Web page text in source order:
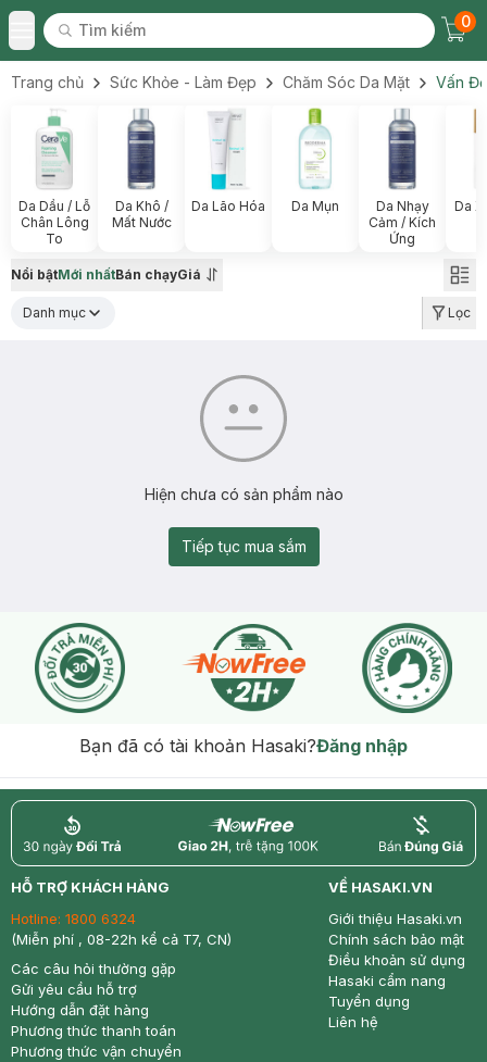
Toggle Menu
Tìm kiếm
Tìm kiếm
0
Trang chủ Sức Khỏe - Làm Đẹp Chăm Sóc Da Mặt Vấn
Da Dầu / Lỗ
Chân Lông
To
Da Khô /
Mất Nước
Da Lão Hóa Da Mụn
Da Nhạy
Cảm / Kích
Ứng
Da
Nổi bậtMới nhấtBán chạyGiá
Danh mục Lọc
Hiện chưa có sản phẩm nào
Tiếp tục mua sắm
Bạn đã có tài khoản Hasaki?Đăng nhập
return nowfree price
HỖ TRỢ KHÁCH HÀNG
Hotline: 1800 6324
(Miễn phí , 08-22h kể cả T7, CN)
Các câu hỏi thường gặp
Gửi yêu cầu hỗ trợ
Hướng dẫn đặt hàng
Phương thức thanh toán
Phương thức vận chuyển
VỀ HASAKI.VN
Giới thiệu Hasaki.vn
Chính sách bảo mật
Điều khoản sử dụng
Hasaki cẩm nang
Tuyển dụng
Liên hệ